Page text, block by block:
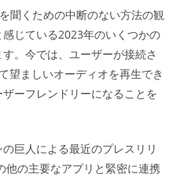
聞くための中断のない方法の観
じている2023年のいくつかの
。今では、ユーザーが接続さ
望ましいオーディオを再生でき
ーフレンドリーになることを
巨人による最近のプレスリリ
の主要なアプリと緊密に連携